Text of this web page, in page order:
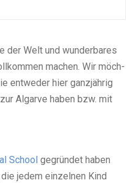
der Welt und wun­der­ba­res
machen. Wir möch­
ent­we­der hier ganz­jäh­rig
Algar­ve haben bzw. mit
School gegrün­det haben
jedem ein­zel­nen Kind